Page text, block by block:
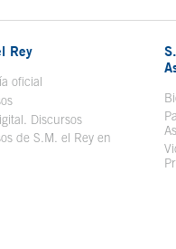
Rey
oficial
DiscursosSe abre en
de S.M. el Rey en
abre en ventana nueva